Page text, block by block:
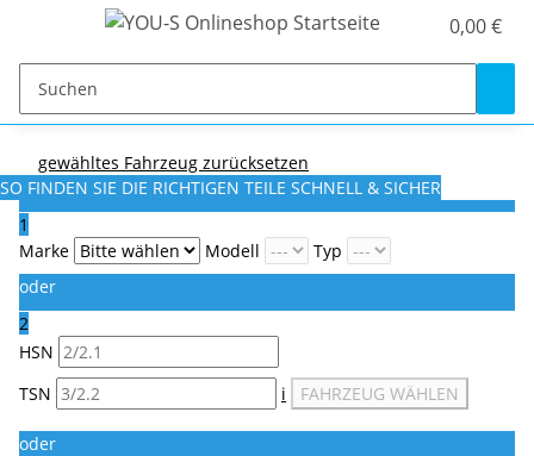
0,00 €
gewähltes Fahrzeug zurücksetzen
SO FINDEN SIE DIE RICHTIGEN TEILE SCHNELL & SICHER
1
Marke
Modell
Typ
oder
2
HSN
TSN
i FAHRZEUG WÄHLEN
oder